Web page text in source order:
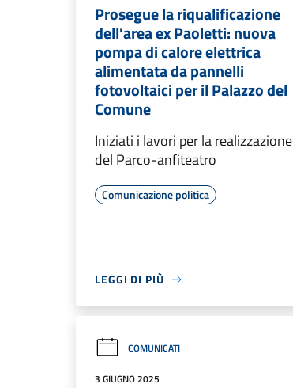
Prosegue la riqualificazione
dell'area ex Paoletti: nuova
pompa di calore elettrica
alimentata da pannelli
fotovoltaici per il Palazzo del
Comune
Iniziati i lavori per la realizzazione
del Parco-anfiteatro
Comunicazione politica
LEGGI DI PIÙ
COMUNICATI
3 GIUGNO 2025